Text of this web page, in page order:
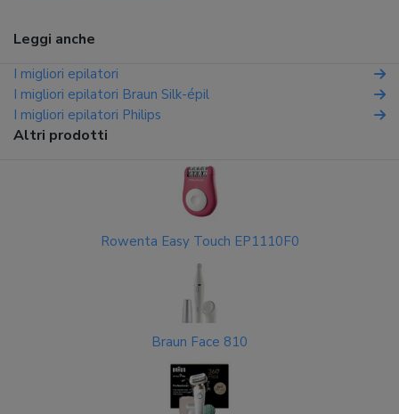
Leggi anche
I migliori epilatori
I migliori epilatori Braun Silk-épil
I migliori epilatori Philips
Altri prodotti
Rowenta Easy Touch EP1110F0
Braun Face 810